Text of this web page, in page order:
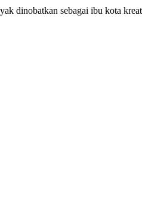
dinobatkan sebagai ibu kota